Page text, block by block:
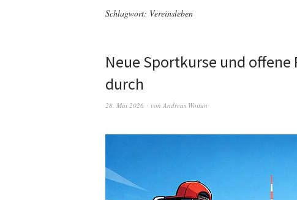
Schlagwort: Vereinsleben
Neue Sportkurse und offene
durch
28. Mai 2026 von Andreas Woitun